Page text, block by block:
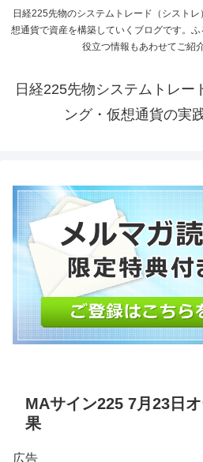
日経225先物のシステムトレード（シスト
想通貨で資産を構築していくブログです。
役立つ情報もあわせてご紹
日経225先物システムトレー
ング・仮想通貨の実
MAサイン225 7月23日
果
広告